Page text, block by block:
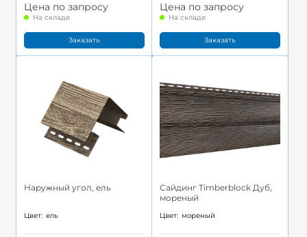
Цена по запросу
На складе
Заказать
Цена по запросу
На складе
Заказать
Наружный угол, ель
Цвет: ель
Сайдинг Timberblock Дуб,
мореный
Цвет: мореный